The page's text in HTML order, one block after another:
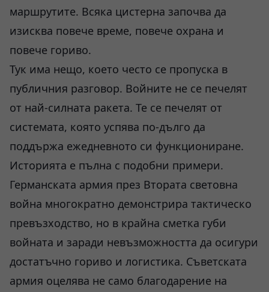
маршрутите. Всяка цистерна започва да
изисква повече време, повече охрана и
повече гориво.
Тук има нещо, което често се пропуска в
публичния разговор. Войните не се печелят
от най-силната ракета. Те се печелят от
системата, която успява по-дълго да
поддържа ежедневното си функциониране.
Историята е пълна с подобни примери.
Германската армия през Втората световна
война многократно демонстрира тактическо
превъзходство, но в крайна сметка губи
войната и заради невъзможността да осигури
достатъчно гориво и логистика. Съветската
армия оцелява не само благодарение на